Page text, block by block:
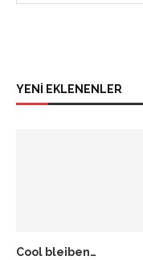
YENİ EKLENENLER
Cool bleiben…